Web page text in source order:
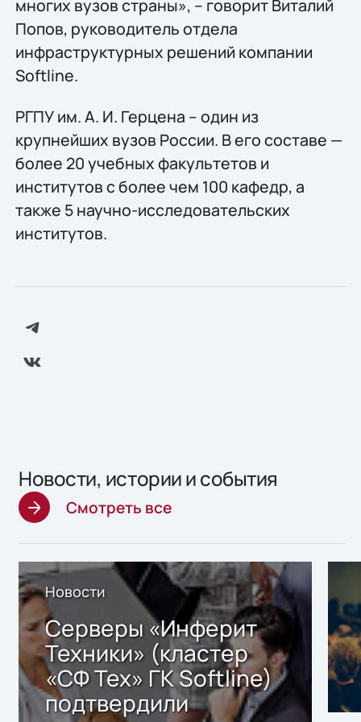
многих вузов страны», – говорит Виталий
Попов, руководитель отдела
инфраструктурных решений компании
Softline.
РГПУ им. А. И. Герцена – один из
крупнейших вузов России. В его составе —
более 20 учебных факультетов и
институтов с более чем 100 кафедр, а
также 5 научно-исследовательских
институтов.
Новости, истории и события
Смотреть все
Новости
Серверы «Инферит
Техники» (кластер
«СФ Тех» ГК Softline)
подтвердили